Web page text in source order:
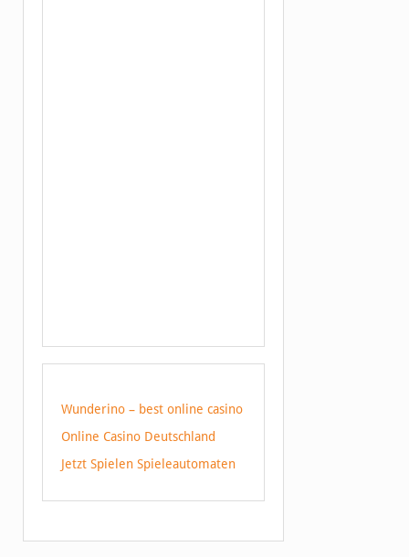
Wunderino – best online casino
Online Casino Deutschland
Jetzt Spielen Spieleautomaten